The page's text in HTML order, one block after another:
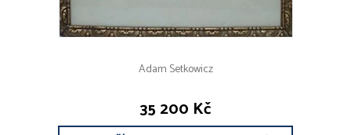
Adam Setkowicz
35 200 Kč